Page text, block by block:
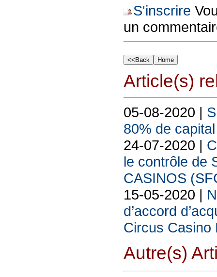
S'inscrire
un
Article(s)
05-08-2020 |
80% de
24-07-2020 |
le contrôle de
CASINOS
15-05-2020 |
d’accord
Circus Casino
Autre(s)